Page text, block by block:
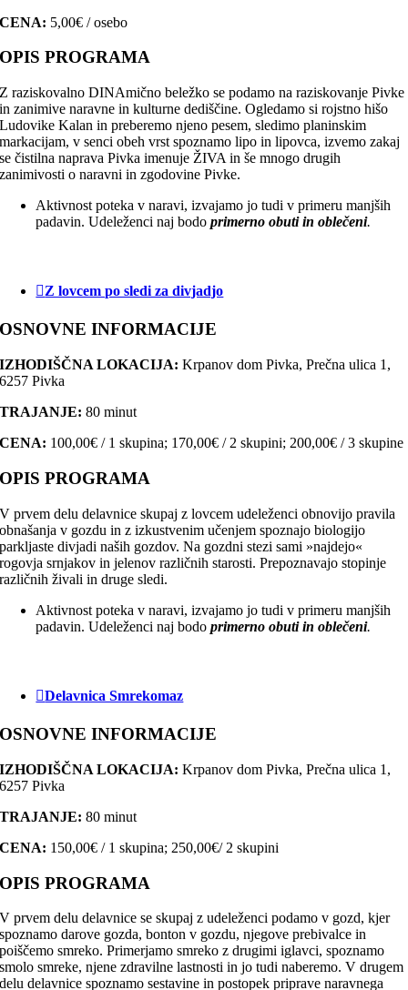
CENA: 5,00€ / osebo
OPIS PROGRAMA
Z raziskovalno DINAmično beležko se podamo na raziskovanje Pivke
in zanimive naravne in kulturne dediščine. Ogledamo si rojstno hišo
Ludovike Kalan in preberemo njeno pesem, sledimo planinskim
markacijam, v senci obeh vrst spoznamo lipo in lipovca, izvemo zakaj
se čistilna naprava Pivka imenuje ŽIVA in še mnogo drugih
zanimivosti o naravni in zgodovine Pivke.
Aktivnost poteka v naravi, izvajamo jo tudi v primeru manjših
padavin. Udeleženci naj bodo primerno obuti in oblečeni.
Z lovcem po sledi za divjadjo
OSNOVNE INFORMACIJE
IZHODIŠČNA LOKACIJA: Krpanov dom Pivka, Prečna ulica 1,
6257 Pivka
TRAJANJE: 80 minut
CENA: 100,00€ / 1 skupina; 170,00€ / 2 skupini; 200,00€ / 3 skupine
OPIS PROGRAMA
V prvem delu delavnice skupaj z lovcem udeleženci obnovijo pravila
obnašanja v gozdu in z izkustvenim učenjem spoznajo biologijo
parkljaste divjadi naših gozdov. Na gozdni stezi sami »najdejo«
rogovja srnjakov in jelenov različnih starosti. Prepoznavajo stopinje
različnih živali in druge sledi.
Aktivnost poteka v naravi, izvajamo jo tudi v primeru manjših
padavin. Udeleženci naj bodo primerno obuti in oblečeni.
Delavnica Smrekomaz
OSNOVNE INFORMACIJE
IZHODIŠČNA LOKACIJA: Krpanov dom Pivka, Prečna ulica 1,
6257 Pivka
TRAJANJE: 80 minut
CENA: 150,00€ / 1 skupina; 250,00€/ 2 skupini
OPIS PROGRAMA
V prvem delu delavnice se skupaj z udeleženci podamo v gozd, kjer
spoznamo darove gozda, bonton v gozdu, njegove prebivalce in
poiščemo smreko. Primerjamo smreko z drugimi iglavci, spoznamo
smolo smreke, njene zdravilne lastnosti in jo tudi naberemo. V drugem
delu delavnice spoznamo sestavine in postopek priprave naravnega